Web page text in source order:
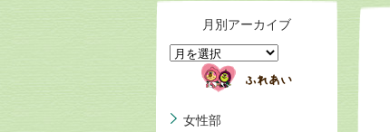
月別アーカイブ
女性部